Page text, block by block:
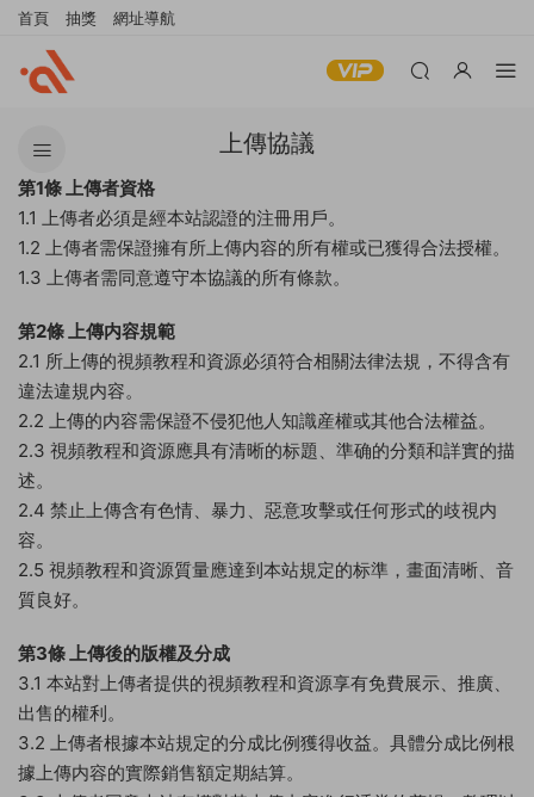
首頁 抽獎 網址導航
上傳協議
第1條 上傳者資格
1.1 上傳者必須是經本站認證的注冊用戶。
1.2 上傳者需保證擁有所上傳内容的所有權或已獲得合法授權。
1.3 上傳者需同意遵守本協議的所有條款。
第2條 上傳内容規範
2.1 所上傳的視頻教程和資源必須符合相關法律法規，不得含有
違法違規内容。
2.2 上傳的内容需保證不侵犯他人知識産權或其他合法權益。
2.3 視頻教程和資源應具有清晰的标題、準确的分類和詳實的描
述。
2.4 禁止上傳含有色情、暴力、惡意攻擊或任何形式的歧視内
容。
2.5 視頻教程和資源質量應達到本站規定的标準，畫面清晰、音
質良好。
第3條 上傳後的版權及分成
3.1 本站對上傳者提供的視頻教程和資源享有免費展示、推廣、
出售的權利。
3.2 上傳者根據本站規定的分成比例獲得收益。具體分成比例根
據上傳内容的實際銷售額定期結算。